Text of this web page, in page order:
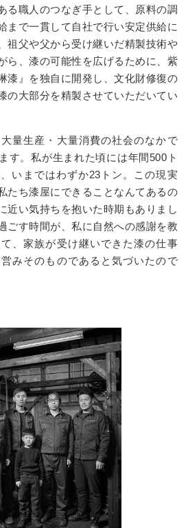
る職人のつなぎ手として、原料の調
まで一貫して自社で行い安定供給に
祖父や父から受け継いだ精製技術や
ら、漆の可能性を広げるために、紫
漆』を独自に開発し、文化財修復の
の大部分を精製させていただいてい
量生産・大量消費の社会のなかで
す。私が生まれた頃には年間500 ト
いまではわずか23 トン。この現実
たち漆屋にできることなんてあるの
近い気持ちを抱いた時期もありまし
ごす時間が、私に自然への感謝を教
、家族が受け継いできた漆の仕事
みそのものであると気づいたので